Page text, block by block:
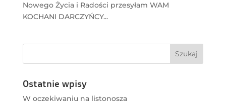
Nowego Życia i Radości przesyłam WAM
KOCHANI DARCZYŃCY...
Ostatnie wpisy
W oczekiwaniu na listonosza